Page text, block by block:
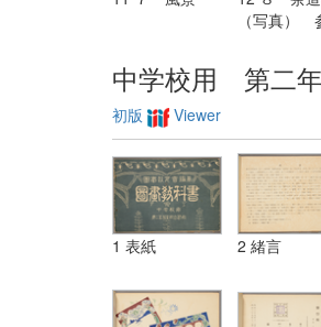
（写真）
中学校用 第二
初版 Viewer
1 表紙 2 緒言